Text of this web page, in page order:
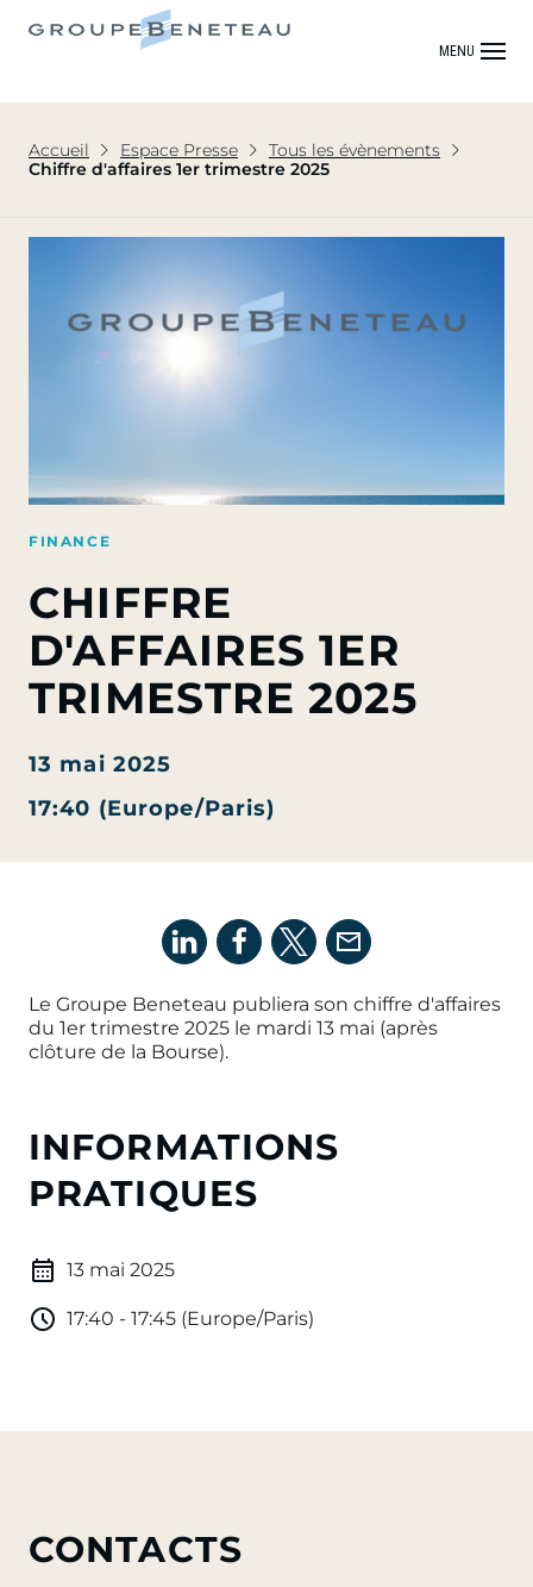
MENU
Accueil Espace Presse
Tous les évènements
Chiffre d'affaires 1er trimestre 2025
FINANCE
CHIFFRE
D'AFFAIRES 1ER
TRIMESTRE 2025
13 mai 2025
17:40 (Europe/Paris)
Le Groupe Beneteau publiera son chiffre d'affaires
du 1er trimestre 2025 le mardi 13 mai (après
clôture de la Bourse).
INFORMATIONS
PRATIQUES
13 mai 2025
17:40 - 17:45 (Europe/Paris)
CONTACTS